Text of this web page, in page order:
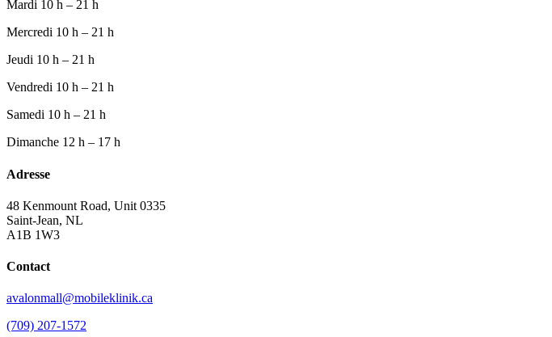
Mardi 10 h – 21 h
Mercredi 10 h – 21 h
Jeudi 10 h – 21 h
Vendredi 10 h – 21 h
Samedi 10 h – 21 h
Dimanche 12 h – 17 h
Adresse
48 Kenmount Road, Unit 0335
Saint-Jean, NL
A1B 1W3
Contact
avalonmall@mobileklinik.ca
(709) 207-1572